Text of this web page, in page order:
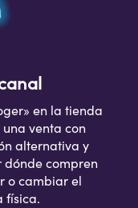
en la tienda
venta con
alternativa y
dónde compren
o cambiar el
física.